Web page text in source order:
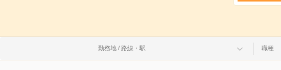
勤務地 / 路線・駅 職種